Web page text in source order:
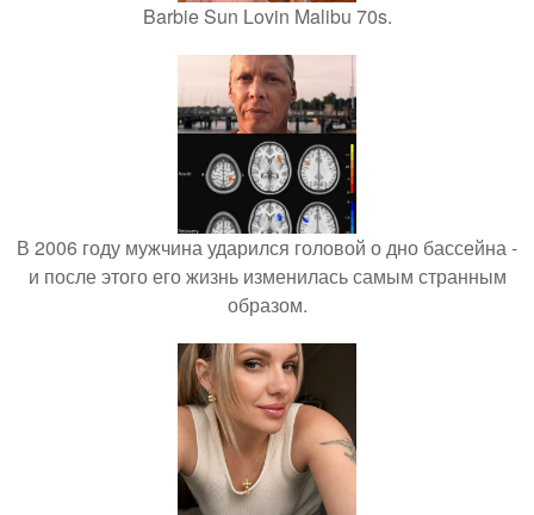
Barbie Sun Lovin Malibu 70s.
В 2006 году мужчина ударился головой о дно бассейна -
и после этого его жизнь изменилась самым странным
образом.